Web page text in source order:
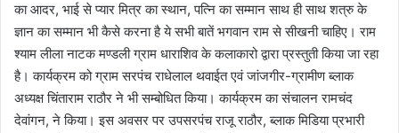
का आदर, भाई से प्यार मित्र का स्थान, पत्नि का सम्मान साथ ही साथ शत्रु के
ज्ञान का सम्मान भी कैसे करना है ये सभी बातें भगवान राम से सीखनी चाहिए। राम
श्याम लीला नाटक मण्डली ग्राम धाराशिव के कलाकारो द्वारा प्रस्तुती किया जा रहा
है। कार्यक्रम को ग्राम सरपंच राधेलाल थवाईत एवं जांजगीर-ग्रामीण ब्लाक
अध्यक्ष चिंताराम राठौर ने भी सम्बोधित किया। कार्यक्रम का संचालन रामचंद
देवांगन, ने किया। इस अवसर पर उपसरपंच राजू राठौर, ब्लाक मिडिया प्रभारी